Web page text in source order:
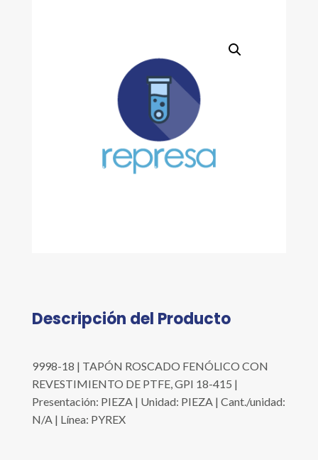
Descripción del Producto
9998-18 | TAPÓN ROSCADO FENÓLICO CON
REVESTIMIENTO DE PTFE, GPI 18-415 |
Presentación: PIEZA | Unidad: PIEZA | Cant./unidad:
N/A | Línea: PYREX